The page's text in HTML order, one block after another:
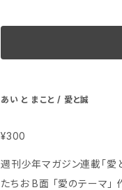
あい と まこと / 愛と誠
¥300
週刊少年マガジン連載「愛と誠」主題歌 A面 「愛と誠」 作詩/梶原一
たちお B面 「愛のテーマ」 作詩/梶原一騎、作曲/馬飼野康二、編曲/あかの たちお 1974年、定価500